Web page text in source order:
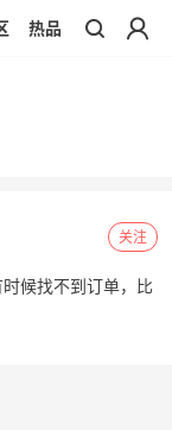
热品
关注
候找不到订单，比